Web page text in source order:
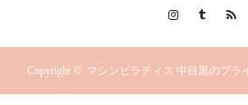
InstagramTumblr
Copyright © マシンピラティス 中目黒のプラ